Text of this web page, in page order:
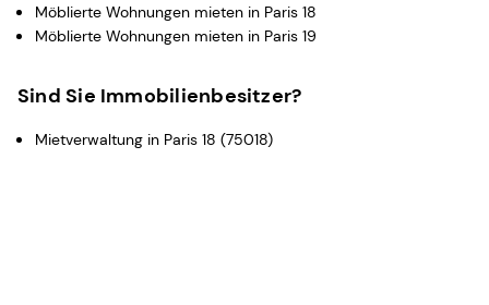
Möblierte Wohnungen mieten in Paris 18
Möblierte Wohnungen mieten in Paris 19
Sind Sie Immobilienbesitzer?
Mietverwaltung in Paris 18 (75018)